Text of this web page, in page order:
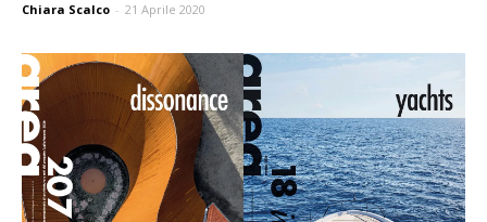
Chiara Scalco - 21 Aprile 2020